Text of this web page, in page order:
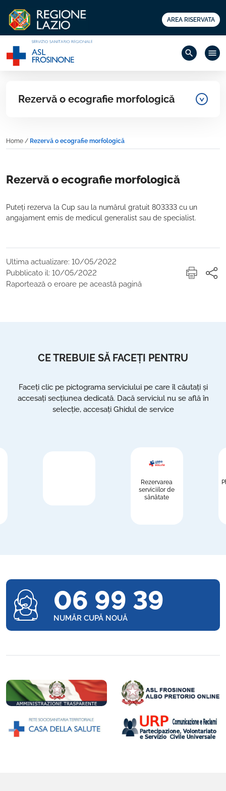
AREA RISERVATA
search menu
Rezervă o ecografie morfologică
Home / Rezervă o ecografie morfologică
Rezervă o ecografie morfologică
Puteți rezerva la Cup sau la numărul gratuit 803333 cu un
angajament emis de medicul generalist sau de specialist.
Ultima actualizare: 10/05/2022
Pubblicato il: 10/05/2022
Raportează o eroare pe această pagină
CE TREBUIE SĂ FACEȚI PENTRU
Faceți clic pe pictograma serviciului pe care îl căutați și
accesați secțiunea dedicată. Dacă serviciul nu se află în
selecție, accesați Ghidul de service
Rezervarea
serviciilor de
sănătate
06 99 39
NUMĂR CUPĂ NOUĂ